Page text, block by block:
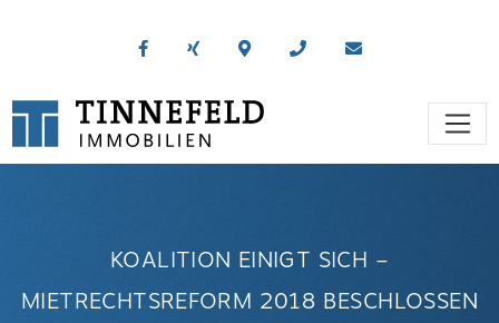
KOALITION EINIGT SICH –
MIETRECHTSREFORM 2018 BESCHLOSSEN